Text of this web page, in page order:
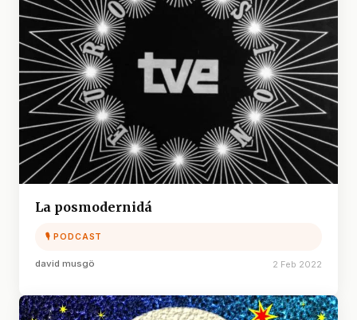
La posmodernidá
🎙 PODCAST
david musgö 2 Feb 2022